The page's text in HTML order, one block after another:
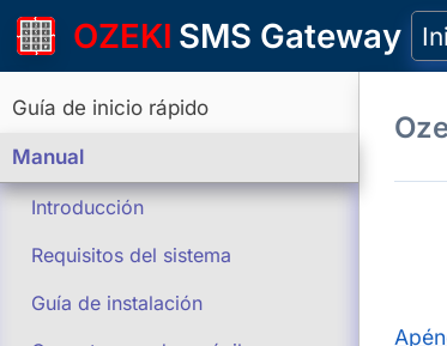
OZEKI SMS Gateway
Guía de inicio rápido
Manual
Introducción
Requisitos del sistema
Guía de instalación